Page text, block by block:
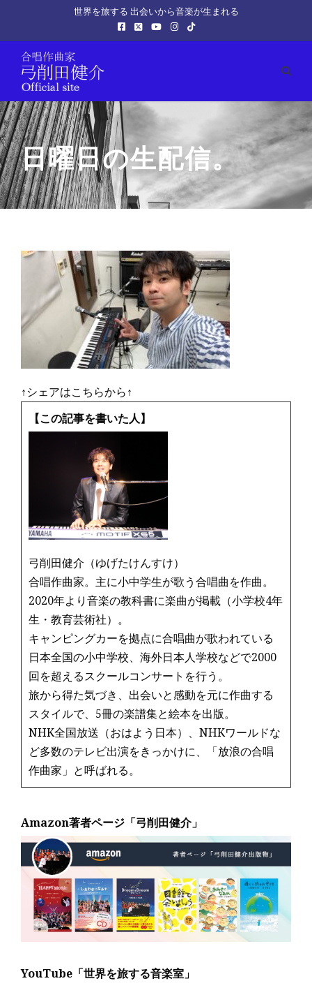
世界を旅する 出会いから音楽が生まれる
日曜日の生配信。
↑シェアはこちらから↑
【この記事を書いた人】
弓削田健介（ゆげたけんすけ）
合唱作曲家。主に小中学生が歌う合唱曲を作曲。
2020年より音楽の教科書に楽曲が掲載（小学校4年
生・教育芸術社）。
キャンピングカーを拠点に合唱曲が歌われている
日本全国の小中学校、海外日本人学校などで2000
回を超えるスクールコンサートを行う。
旅から得た気づき、出会いと感動を元に作曲する
スタイルで、5冊の楽譜集と絵本を出版。
NHK全国放送（おはよう日本）、NHKワールドな
ど多数のテレビ出演をきっかけに、「放浪の合唱
作曲家」と呼ばれる。
Amazon著者ページ「弓削田健介」
YouTube「世界を旅する音楽室」